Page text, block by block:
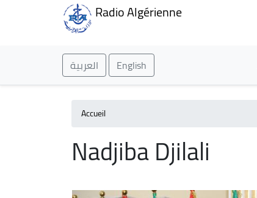
Radio Algérienne
العربية English
Accueil
Nadjiba Djilali